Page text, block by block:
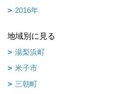
2016年
地域別に見る
湯梨浜町
米子市
三朝町